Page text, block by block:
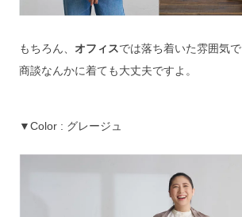
もちろん、 オフィスでは落ち着いた雰囲気で
商談なんかに着ても大丈夫ですよ。
▼Color : グレージュ